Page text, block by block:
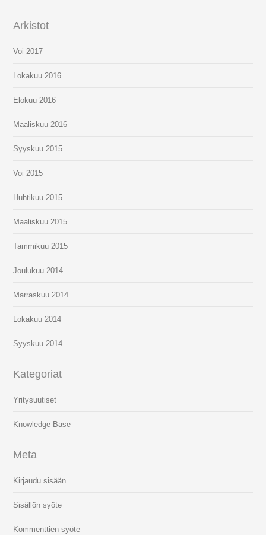
Arkistot
Voi 2017
Lokakuu 2016
Elokuu 2016
Maaliskuu 2016
Syyskuu 2015
Voi 2015
Huhtikuu 2015
Maaliskuu 2015
Tammikuu 2015
Joulukuu 2014
Marraskuu 2014
Lokakuu 2014
Syyskuu 2014
Kategoriat
Yritysuutiset
Knowledge Base
Meta
Kirjaudu sisään
Sisällön syöte
Kommenttien syöte